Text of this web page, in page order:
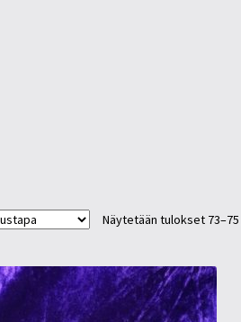
Näytetään tulokset 73–75